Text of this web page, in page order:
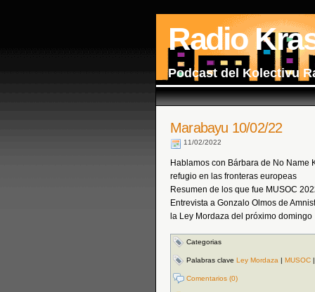
Radio
Podcast del Kolectivu
Marabayu 10/02/22
11/02/2022
Hablamos con Bárbara de No Name
refugio en las fronteras europeas
Resumen de los que fue MUSOC
Entrevista a Gonzalo Olmos de
la Ley Mordaza del próximo domingo
Categorias
Palabras clave Ley Mordaza | MUSOC |
Comentarios (0)